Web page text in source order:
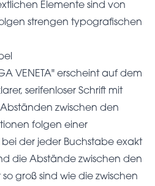
Elemente sind von
strengen typografischen
VENETA" erscheint auf dem
serifenloser Schrift mit
zwischen den
folgen einer
der jeder Buchstabe exakt
die Abstände zwischen den
groß sind wie die zwischen